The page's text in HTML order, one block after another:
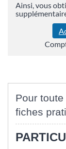
Ainsi, vous
Pour
fiches